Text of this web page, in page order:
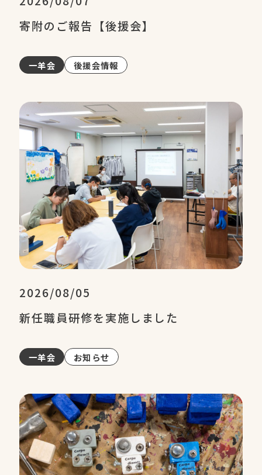
寄附のご報告【後援会】
一羊会 後援会情報
2026/08/05
新任職員研修を実施しました
一羊会 お知らせ